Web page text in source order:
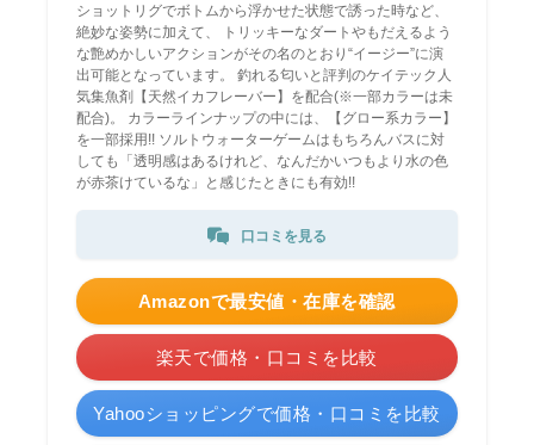
ショットリグでボトムから浮かせた状態で誘った時など、
絶妙な姿勢に加えて、 トリッキーなダートやもだえるよう
な艶めかしいアクションがその名のとおり“イージー”に演
出可能となっています。 釣れる匂いと評判のケイテック人
気集魚剤【天然イカフレーバー】を配合(※一部カラーは未
配合)。 カラーラインナップの中には、【グロー系カラー】
を一部採用!! ソルトウォーターゲームはもちろんバスに対
しても「透明感はあるけれど、なんだかいつもより水の色
が赤茶けているな」と感じたときにも有効!!
口コミを見る
Amazonで最安値・在庫を確認
楽天で価格・口コミを比較
Yahooショッピングで価格・口コミを比較